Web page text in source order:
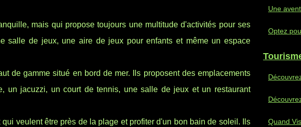
mais qui propose toujours une multitude d'activités pour ses
salle de jeux, une aire de jeux pour enfants et même un espace
de gamme situé en bord de mer. Ils proposent des emplacements
un jacuzzi, un court de tennis, une salle de jeux et un restaurant
veulent être près de la plage et profiter d'un bon bain de soleil. Ils
Une
Optez
Quand